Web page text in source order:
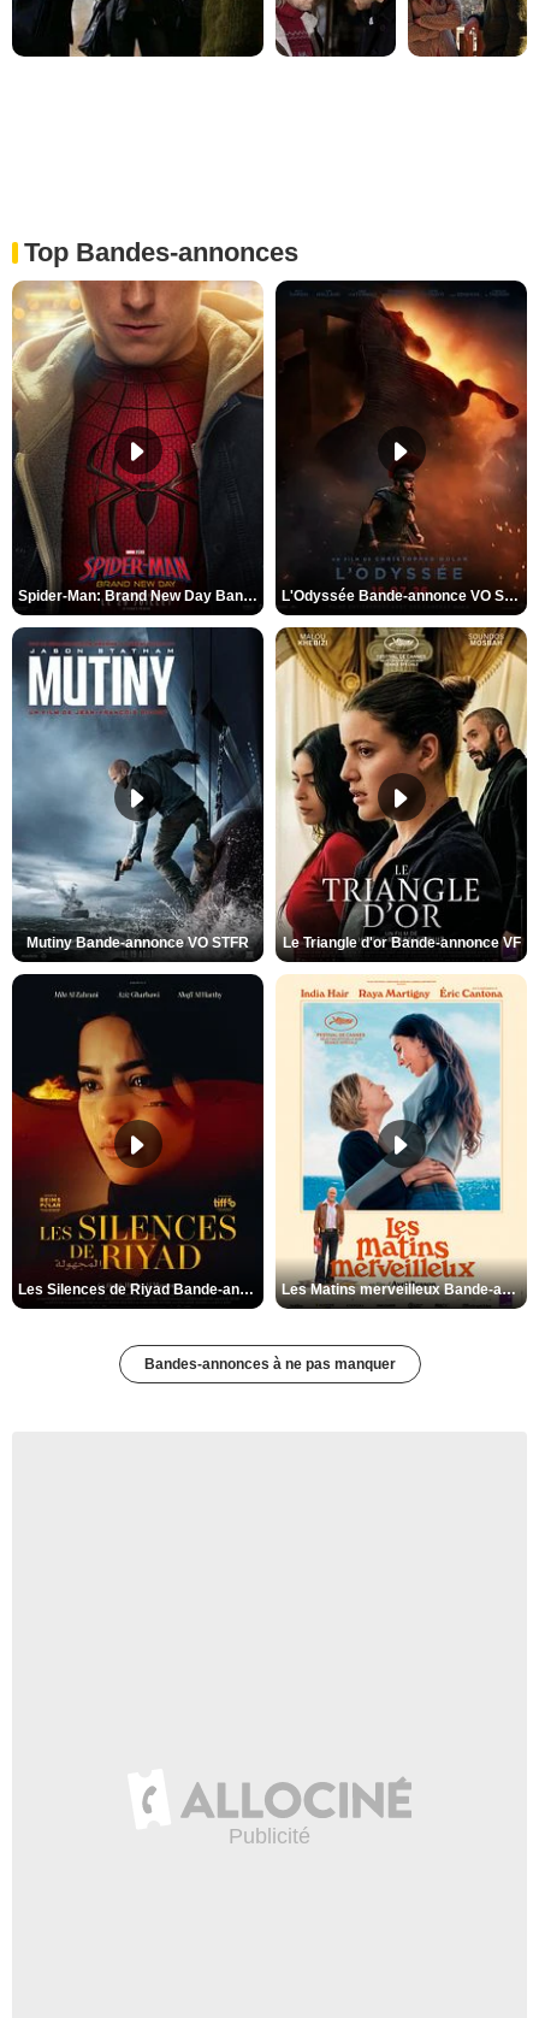
Top Bandes-annonces
Spider-Man: Brand New Day Bande-annonce VO STFR L'Odyssée Bande-annonce VO STFR
Mutiny Bande-annonce VO STFR Le Triangle d'or Bande-annonce VF
Les Silences de Riyad Bande-annonce VO STFR Les Matins merveilleux Bande-annonce VF
Bandes-annonces à ne pas manquer